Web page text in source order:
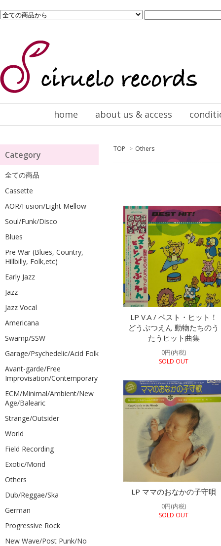
home about us & access
TOP > Others
LP V.A / ベスト・ヒット！
どうぶつえん 動物たちのう
たうヒット曲集
0円(内税)
SOLD OUT
LP ママのおなかの子守唄
0円(内税)
SOLD OUT
Category
全ての商品
Cassette
AOR/Fusion/Light Mellow
Soul/Funk/Disco
Blues
Pre War (Blues, Country,
Hillbilly, Folk,etc)
Early Jazz
Jazz
Jazz Vocal
Americana
Swamp/SSW
Garage/Psychedelic/Acid Folk
Avant-garde/Free
Improvisation/Contemporary
ECM/Minimal/Ambient/New
Age/Balearic
Strange/Outsider
World
Field Recording
Exotic/Mond
Others
Dub/Reggae/Ska
German
Progressive Rock
New Wave/Post Punk/No